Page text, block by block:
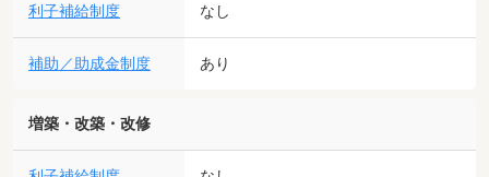
利子補給制度 なし
補助／助成金制度 あり
増築・改築・改修